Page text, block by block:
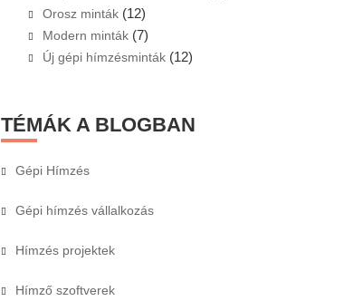
Orosz minták (12)
Modern minták (7)
Új gépi hímzésminták (12)
TÉMÁK A BLOGBAN
Gépi Hímzés
Gépi hímzés vállalkozás
Hímzés projektek
Hímző szoftverek